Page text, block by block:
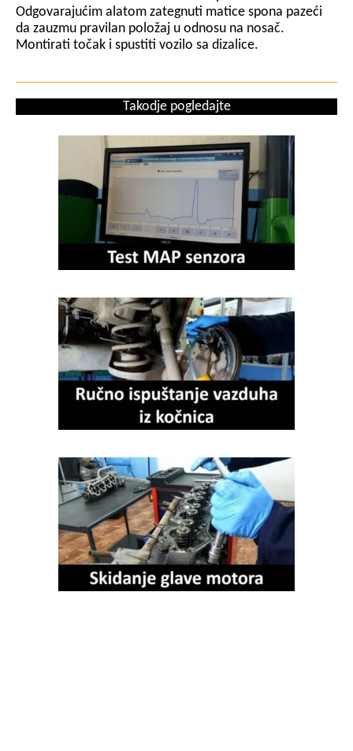
Odgovarajućim alatom zategnuti matice spona pazeći
da zauzmu pravilan položaj u odnosu na nosač.
Montirati točak i spustiti vozilo sa dizalice.
Takodje pogledajte